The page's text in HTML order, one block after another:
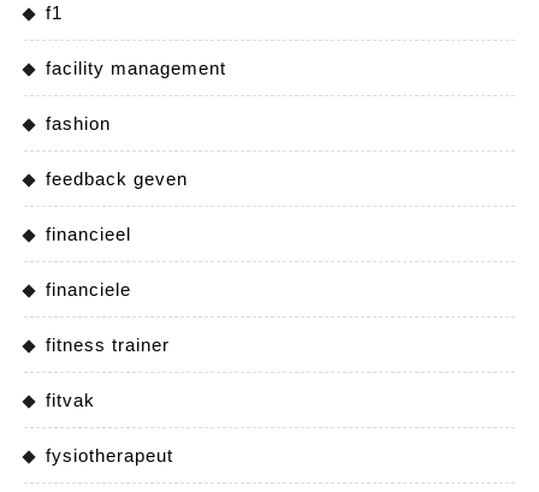
f1
facility management
fashion
feedback geven
financieel
financiele
fitness trainer
fitvak
fysiotherapeut